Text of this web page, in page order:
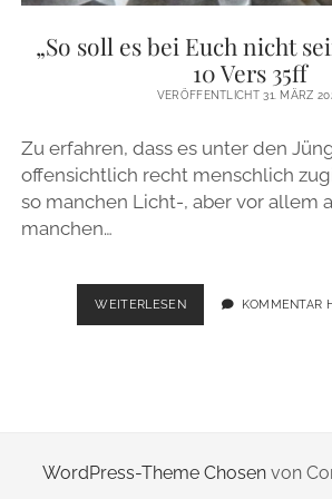
IMPRESSUM
instagram
email
„So soll es bei Euch nicht
10 Vers 35ff
VERÖFFENTLICHT 31. MÄRZ
Zu erfahren, dass es unter den
offensichtlich recht menschlich
so manchen Licht-, aber vor allem
manchen…
WEITERLESEN„SO
SOLL
MARKUS
KOMMENTAR
WordPress-Theme Chosenvon